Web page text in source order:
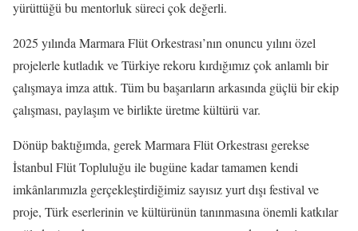
yürüttüğü bu mentorluk süreci çok değerli.
2025 yılında Marmara Flüt Orkestrası’nın onuncu yılını özel
projelerle kutladık ve Türkiye rekoru kırdığımız çok anlamlı bir
çalışmaya imza attık. Tüm bu başarıların arkasında güçlü bir ekip
çalışması, paylaşım ve birlikte üretme kültürü var.
Dönüp baktığımda, gerek Marmara Flüt Orkestrası gerekse
İstanbul Flüt Topluluğu ile bugüne kadar tamamen kendi
imkânlarımızla gerçekleştirdiğimiz sayısız yurt dışı festival ve
proje, Türk eserlerinin ve kültürünün tanınmasına önemli katkılar